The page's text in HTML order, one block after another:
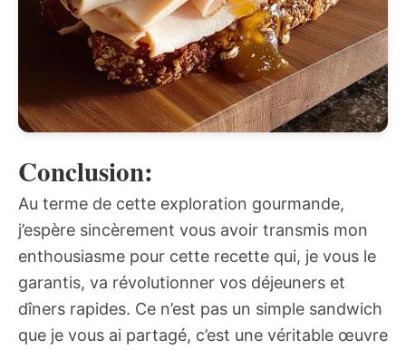
Conclusion:
Au terme de cette exploration gourmande,
j’espère sincèrement vous avoir transmis mon
enthousiasme pour cette recette qui, je vous le
garantis, va révolutionner vos déjeuners et
dîners rapides. Ce n’est pas un simple sandwich
que je vous ai partagé, c’est une véritable œuvre